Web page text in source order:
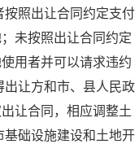
照出让合同约定支付
未按照出让合同约定
用者并可以请求违约
让方和市、县人民政
让合同，相应调整土
础设施建设和土地开